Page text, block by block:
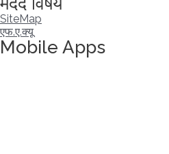
SiteMap
एफ.ए.क्यू
Mobile Apps